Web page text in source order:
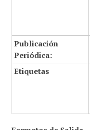
Publicación
Periódica:
Etiquetas